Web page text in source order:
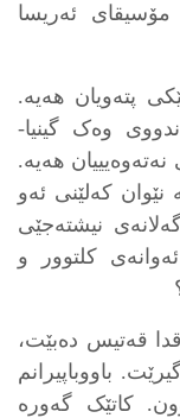
مۆسیقای ئەریسا
پتەویان هەیە.
وەک گینیا-
هەیە.
کەلێنی ئەو
نیشتەجێی
کلتوور و
قەتیس دەبێت،
باووباپیرانم
کاتێک گەورە